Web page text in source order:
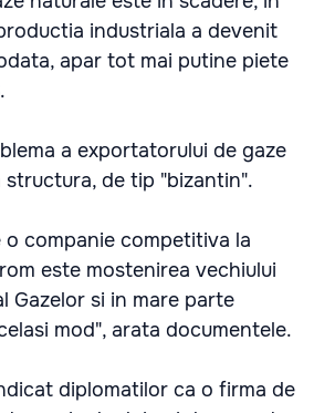
industriala a devenit
apar tot mai putine piete
a exportatorului de gaze
structura, de tip "bizantin".
o companie competitiva la
este mostenirea vechiului
Gazelor si in mare parte
mod", arata documentele.
diplomatilor ca o firma de